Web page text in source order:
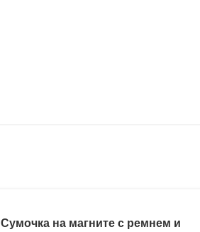
Сумочка на магните с ремнем и